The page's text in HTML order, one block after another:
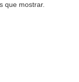
que mostrar.